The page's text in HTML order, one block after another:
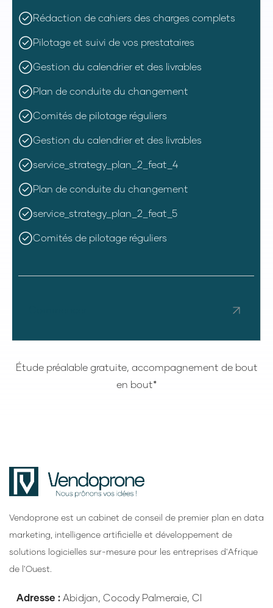
Rédaction de cahiers des charges complets
Pilotage et suivi de vos prestataires
Gestion du calendrier et des livrables
Plan de conduite du changement
Comités de pilotage réguliers
Gestion du calendrier et des livrables
service_strategy_plan_2_feat_4
Plan de conduite du changement
service_strategy_plan_2_feat_5
Comités de pilotage réguliers
Étude préalable gratuite, accompagnement de bout
en bout*
Vendoprone est un cabinet de conseil de premier plan en data
marketing, intelligence artificielle et développement de
solutions logicielles sur-mesure pour les entreprises d'Afrique
de l'Ouest.
Adresse : Abidjan, Cocody Palmeraie, CI